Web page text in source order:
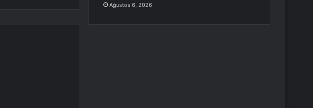
Ağustos 6, 2026